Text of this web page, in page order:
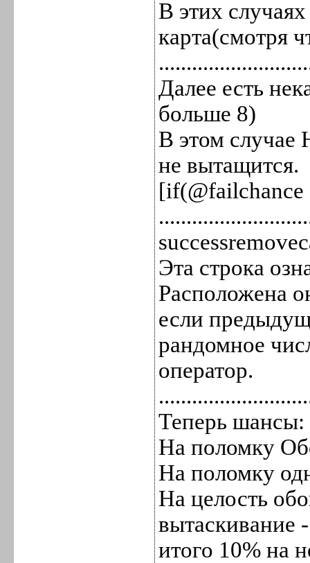
В этих
карта(смотря
Далее есть
больше 8)
В этом случае
не вытащится.
Эта строка
Расположена
если
рандомное
оператор.
Теперь шансы:
На поломку
На поломку
На целость
вытаскивание
итого 10% на